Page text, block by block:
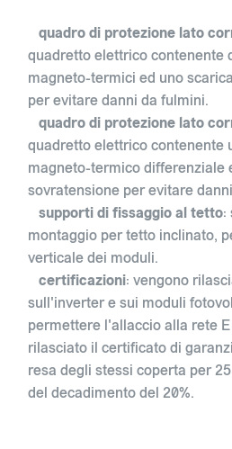
quadro di protezione lato
quadretto elettrico contenente
magneto-termici ed uno
per evitare danni da fulmini.
quadro di protezione lato
quadretto elettrico contenente
magneto-termico differenziale
sovratensione per evitare
supporti di fissaggio al tetto:
montaggio per tetto inclinato,
verticale dei moduli.
certificazioni: vengono
sull'inverter e sui moduli
permettere l'allaccio alla rete
rilasciato il certificato di
resa degli stessi coperta per
del decadimento del 20%.